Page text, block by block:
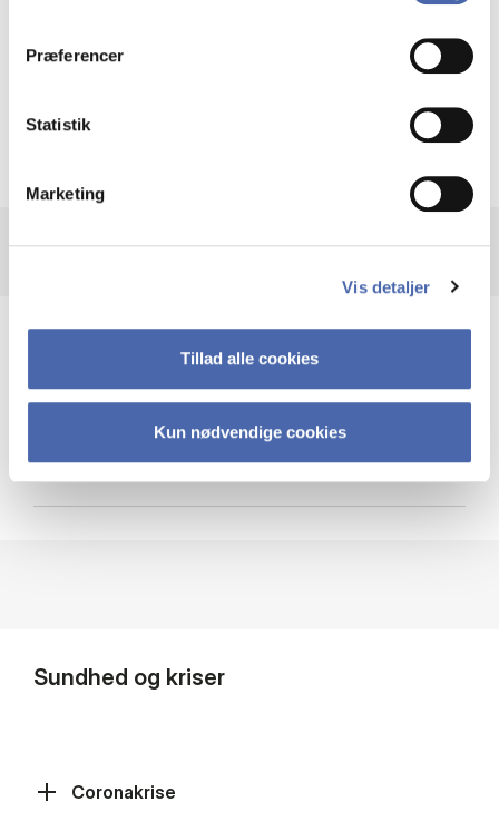
Præferencer
Statistik
Marketing
Vis detaljer
Tillad alle cookies
Kun nødvendige cookies
Krigen i Ukraine
Cybersikkerhed
Sundhed og kriser
Coronakrise